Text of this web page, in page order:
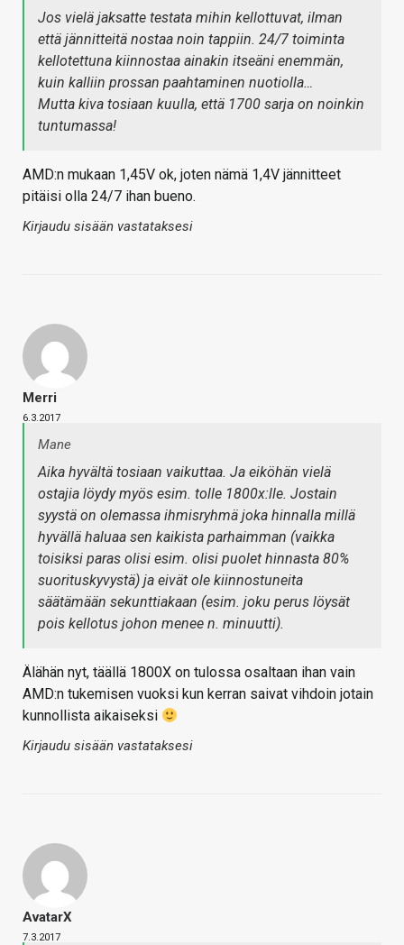
Jos vielä jaksatte testata mihin kellottuvat, ilman
että jännitteitä nostaa noin tappiin. 24/7 toiminta
kellotettuna kiinnostaa ainakin itseäni enemmän,
kuin kalliin prossan paahtaminen nuotiolla…
Mutta kiva tosiaan kuulla, että 1700 sarja on noinkin
tuntumassa!
AMD:n mukaan 1,45V ok, joten nämä 1,4V jännitteet
pitäisi olla 24/7 ihan bueno.
Kirjaudu sisään vastataksesi
Merri
6.3.2017
Mane
Aika hyvältä tosiaan vaikuttaa. Ja eiköhän vielä
ostajia löydy myös esim. tolle 1800x:lle. Jostain
syystä on olemassa ihmisryhmä joka hinnalla millä
hyvällä haluaa sen kaikista parhaimman (vaikka
toisiksi paras olisi esim. olisi puolet hinnasta 80%
suorituskyvystä) ja eivät ole kiinnostuneita
säätämään sekunttiakaan (esim. joku perus löysät
pois kellotus johon menee n. minuutti).
Älähän nyt, täällä 1800X on tulossa osaltaan ihan vain
AMD:n tukemisen vuoksi kun kerran saivat vihdoin jotain
kunnollista aikaiseksi
Kirjaudu sisään vastataksesi
AvatarX
7.3.2017